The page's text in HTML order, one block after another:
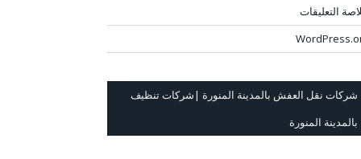
التعليقات
شركات نقل العفش بالمدينة المنورة |شركات تنظيف
بالمدينة المنورة